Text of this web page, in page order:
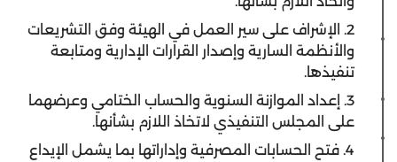
2. الإشراف على سير العمل في الهيئة وفق التشريعات
والأنظمة السارية وإصدار القرارات الإدارية ومتابعة
تنفيذها.
3. إعداد الموازنة السنوية والحساب الختامي وعرضهما
على المجلس التنفيذي لاتخاذ اللازم بشأنها.
4. فتح الحسابات المصرفية وإداراتها بما يشمل الإيداع